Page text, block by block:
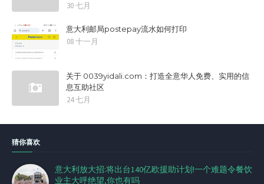
30 七月
意大利邮局postepay流水如何打印
08 十一月
关于 0039yidali.com：打造全意华人免费、实用的信
息互助社区
24 七月
猜你喜欢
意大利放大招:将出台140亿欧援助计划!一个难题令餐饮
业主大呼绝望,你也有吗